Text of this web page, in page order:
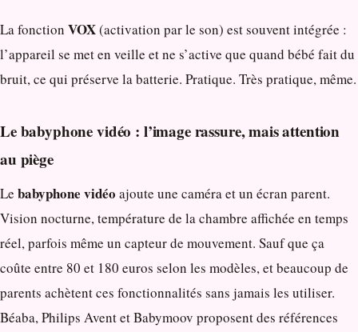
La fonction VOX(activation par le son) est souvent intégrée :
l’appareil se met en veille et ne s’active que quand bébé fait du
bruit, ce qui préserve la batterie. Pratique. Très pratique, même.
Le babyphone vidéo : l’image rassure, mais attention
au piège
Le babyphone vidéo ajoute une caméra et un écran parent.
Vision nocturne, température de la chambre affichée en temps
réel, parfois même un capteur de mouvement. Sauf que ça
coûte entre 80 et 180 euros selon les modèles, et beaucoup de
parents achètent ces fonctionnalités sans jamais les utiliser.
Béaba, Philips Avent et Babymoov proposent des références